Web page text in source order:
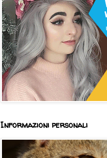
Informazioni personali